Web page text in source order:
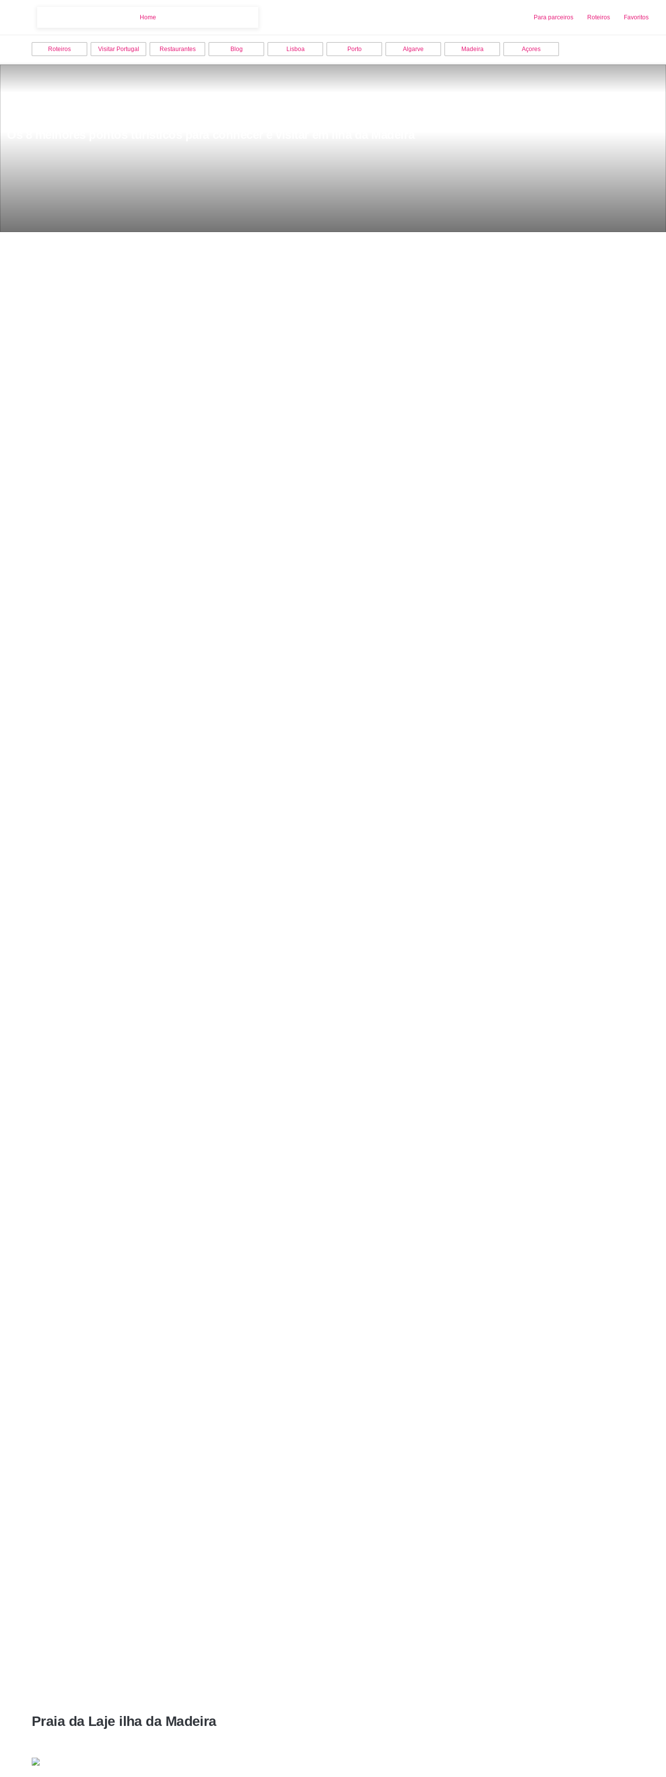
Home Para parceiros Roteiros Favoritos
Sobre nós Adicionar uma Empresa
Roteiros Visitar Portugal Restaurantes Blog Lisboa Porto Algarve Madeira Açores
Praia da Laje ilha da Madeira